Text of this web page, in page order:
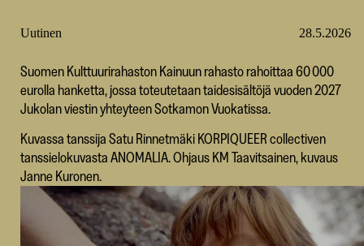
Uutinen 28.5.2026
Suomen Kulttuurirahaston Kainuun rahasto rahoittaa 60 000
eurolla hanketta, jossa toteutetaan taidesisältöjä vuoden 2027
Jukolan viestin yhteyteen Sotkamon Vuokatissa.
Kuvassa tanssija Satu Rinnetmäki KORPIQUEER collectiven
tanssielokuvasta ANOMALIA. Ohjaus KM Taavitsainen, kuvaus
Janne Kuronen.